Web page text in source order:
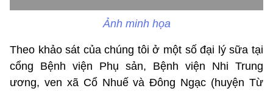
Ảnh minh họa
Theo khảo sát của chúng tôi ở một số đại lý sữa tại
cổng Bệnh viện Phụ sản, Bệnh viện Nhi Trung
ương, ven xã Cổ Nhuế và Đông Ngạc (huyện Từ